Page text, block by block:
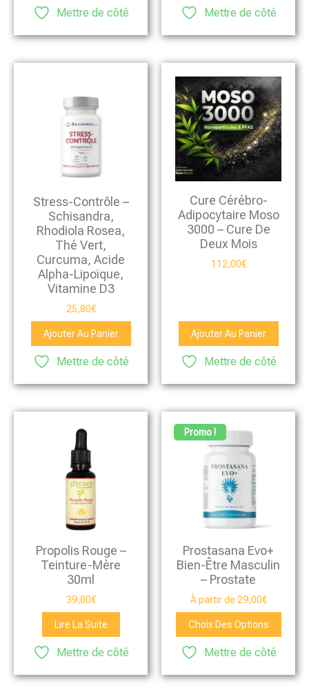
Mettre de côté Mettre de côté
Stress-Contrôle –
Schisandra,
Rhodiola Rosea,
Thé Vert,
Curcuma, Acide
Alpha-Lipoïque,
Vitamine D3
25,80€
Ajouter Au Panier
Mettre de côté
Cure Cérébro-
Adipocytaire Moso
3000 – Cure De
Deux Mois
112,00€
Ajouter Au Panier
Mettre de côté
Propolis Rouge –
Teinture-Mère
30ml
39,00€
Lire La Suite
Mettre de côté
Promo !
Prostasana Evo+
Bien-Être Masculin
– Prostate
À partir de 29,00€
Choix Des Options
Mettre de côté